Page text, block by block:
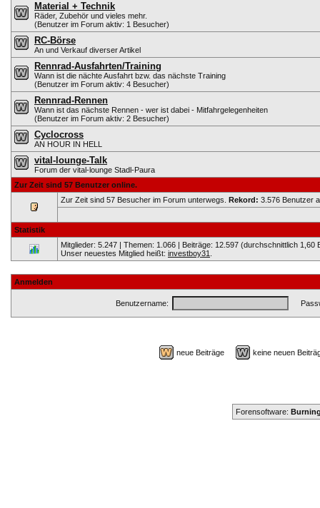
Material + Technik
Räder, Zubehör und vieles mehr.
(Benutzer im Forum aktiv: 1 Besucher)
RC-Börse
An und Verkauf diverser Artikel
Rennrad-Ausfahrten/Training
Wann ist die nächte Ausfahrt bzw. das nächste Training
(Benutzer im Forum aktiv: 4 Besucher)
Rennrad-Rennen
Wann ist das nächste Rennen - wer ist dabei - Mitfahrgelegenheiten
(Benutzer im Forum aktiv: 2 Besucher)
Cyclocross
AN HOUR IN HELL
vital-lounge-Talk
Forum der vital-lounge Stadl-Paura
Zur Zeit sind 57 Benutzer online.
Zur Zeit sind 57 Besucher im Forum unterwegs. Rekord: 3.576 Benutzer
Statistik
Mitglieder: 5.247 | Themen: 1.066 | Beiträge: 12.597 (durchschnittlich 1,60
Unser neuestes Mitglied heißt: investboy31
Anmelden
Benutzername:
neue Beiträge keine neuen
Forensoftware: